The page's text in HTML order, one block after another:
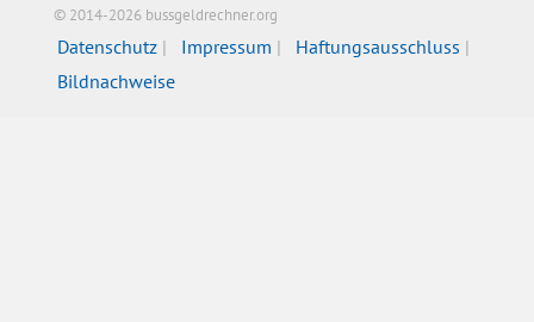
© 2014-2026 bussgeldrechner.org
Datenschutz Impressum
Haftungsausschluss
Bildnachweise